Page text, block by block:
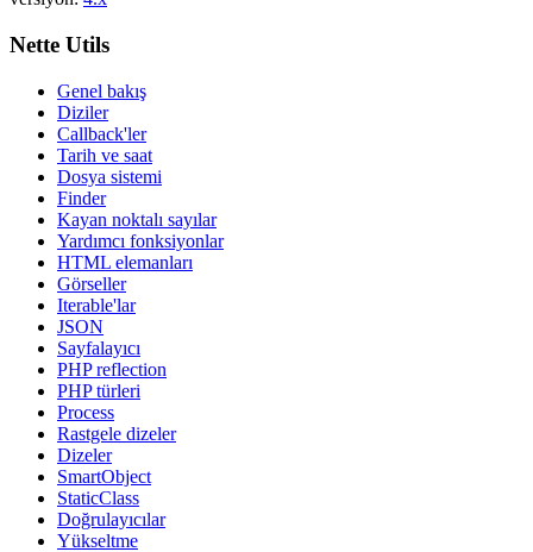
Nette Utils
Genel bakış
Diziler
Callback'ler
Tarih ve saat
Dosya sistemi
Finder
Kayan noktalı sayılar
Yardımcı fonksiyonlar
HTML elemanları
Görseller
Iterable'lar
JSON
Sayfalayıcı
PHP reflection
PHP türleri
Process
Rastgele dizeler
Dizeler
SmartObject
StaticClass
Doğrulayıcılar
Yükseltme